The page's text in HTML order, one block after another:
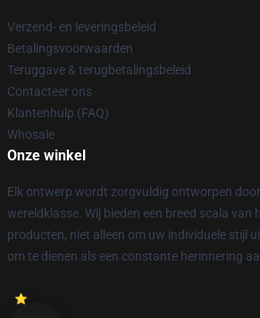
Verzend- en leveringsbeleid
Betalingsvoorwaarden
Teruggave & terugbetalingsbeleid
Contacteer ons
Klantenhulp (FAQ)
Whosale
Onze winkel
Elk ontwerp wordt zorgvuldig ontworpen
wereldklasse. Wij bieden een breed scala van
producten, niet alleen om uw individuele stijl
om te dienen als een constante herinnering